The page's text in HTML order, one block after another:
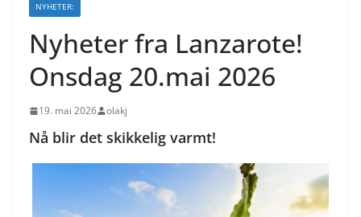
NYHETER:
Nyheter fra Lanzarote!
Onsdag 20.mai 2026
19. mai 2026 olakj
Nå blir det skikkelig varmt!